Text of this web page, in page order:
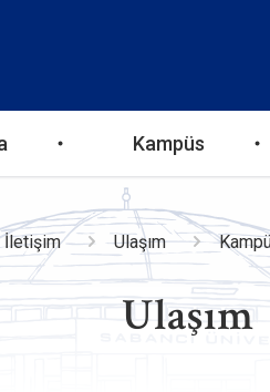
Kampüs
İletişim Ulaşım
Ulaşım